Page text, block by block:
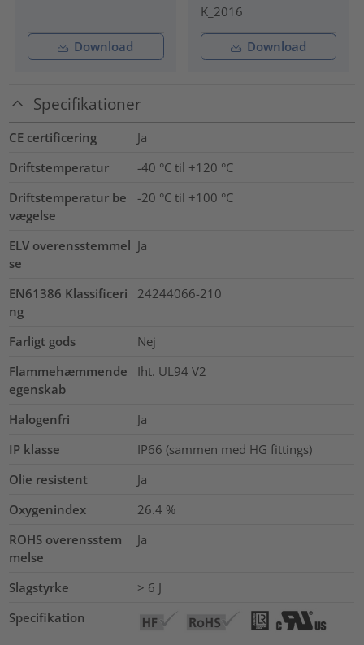
Download
K_2016
Download
Specifikationer
CE certificering
Ja
Driftstemperatur
-40 °C til +120 °C
Driftstemperatur be
vægelse
-20 °C til +100 °C
ELV overensstemmel
se
Ja
EN61386 Klassificeri
ng
24244066-210
Farligt gods
Nej
Flammehæmmende
egenskab
Iht. UL94 V2
Halogenfri
Ja
IP klasse
IP66 (sammen med HG fittings)
Olie resistent
Ja
Oxygenindex
26.4 %
ROHS overensstem
melse
Ja
Slagstyrke
> 6 J
Specifikation